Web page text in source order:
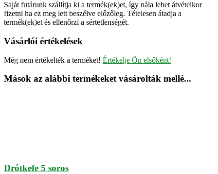
Saját futárunk szállítja ki a termék(ek)et, így nála lehet átvételkor
fizetni ha ez meg lett beszélve előzőleg. Tételesen átadja a
termék(ek)et és ellenőrzi a sértetlenségét.
Vásárlói értékelések
Még nem értékelték a terméket! Értékelje Ön elsőként!
Mások az alábbi termékeket vásárolták mellé...
Drótkefe 5 soros